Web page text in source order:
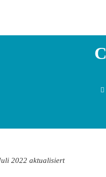
2022 aktualisiert